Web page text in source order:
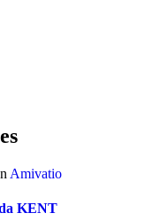
Amivatio
KENT